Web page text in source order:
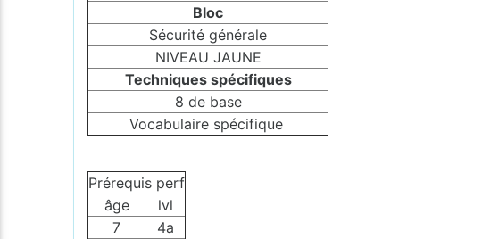
Bloc
Sécurité générale
NIVEAU JAUNE
Techniques spécifiques
8 de base
Vocabulaire spécifique
Prérequis perf
âge
lvl
7
4a